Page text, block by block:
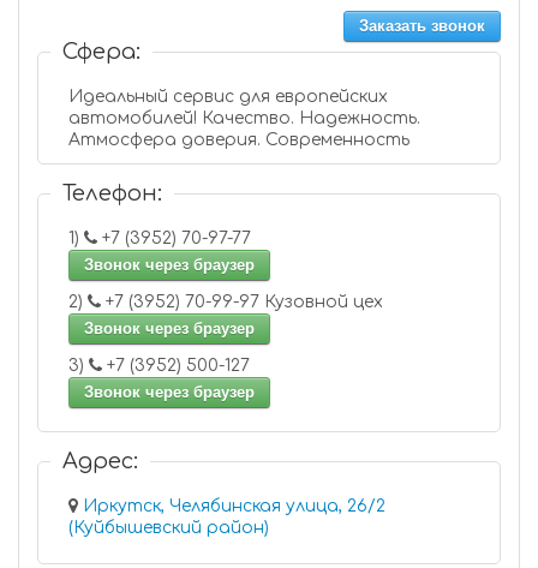
Заказать звонок
Сфера:
Идеальный сервис для европейских
автомобилей! Качество. Надежность.
Атмосфера доверия. Современность
Телефон:
1)
+7 (3952) 70-97-77
Звонок через браузер
2)
+7 (3952) 70-99-97 Кузовной цех
Звонок через браузер
3)
+7 (3952) 500-127
Звонок через браузер
Адрес:
Иркутск, Челябинская улица, 26/2
(Куйбышевский район)